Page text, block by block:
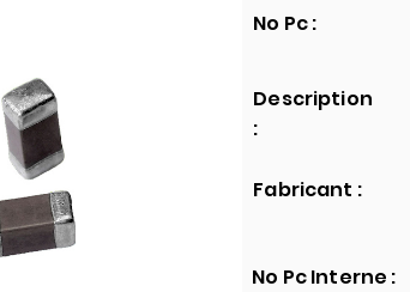
No Pc :
Description
:
Fabricant :
No Pc Interne :